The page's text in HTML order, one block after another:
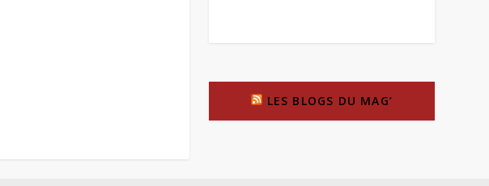
LES BLOGS DU MAG’